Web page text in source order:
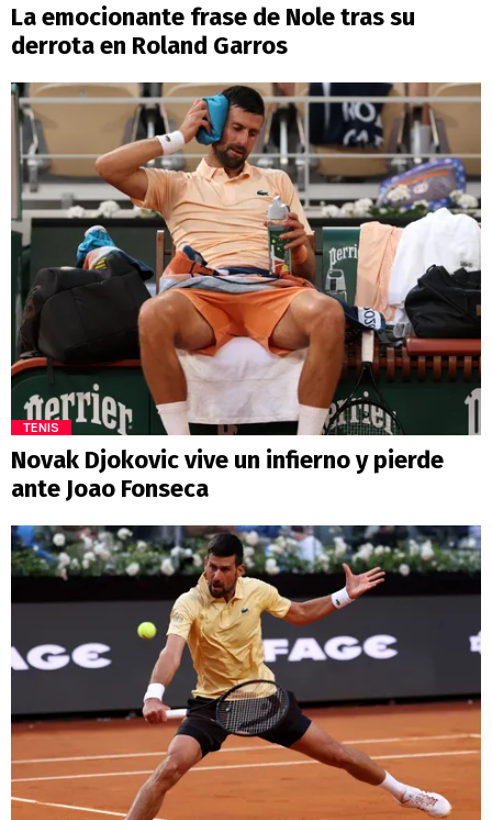
La emocionante frase de Nole tras su
derrota en Roland Garros
TENIS
Novak Djokovic vive un infierno y pierde
ante Joao Fonseca